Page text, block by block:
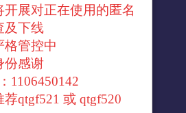
开展对正在使用的匿名
及下线
格管控中
份感谢
1106450142
qtgf521 或 qtgf520
转换域名↓
进入url